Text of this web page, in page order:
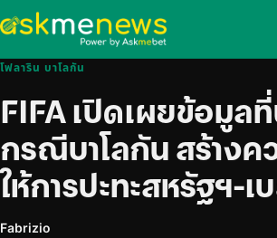
โฟลาริน บาโลกัน
FIFA เปิดเผยข้อมูล
กรณีบาโลกัน สร้างค
ให้การปะทะสหรัฐฯ-เ
Fabrizio